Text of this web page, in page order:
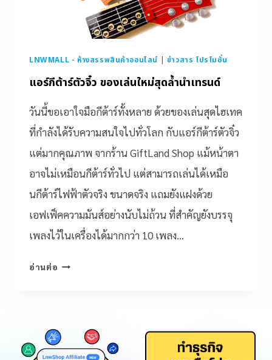
LNWMALL - ห้างสรรพสินค้าออนไลน์ | ข่าวสาร โปรโมชั่น
แอร์กีต้าร์ตัวจิ๋ว ของเล่นใหม่สุดล้ำนำเทรนด์
วันนี้ขอเอาใจมือกีต้าร์ทั้งหลาย ด้วยของเล่นสุดไฮเทค
ที่กำลังได้รับความสนใจไปทั่วโลก กับแอร์กีต้าร์ตัวจิ๋ว
แต่มากคุณภาพ จากร้าน GiftLand Shop แม้หน้าตา
อาจไม่เหมือนกีต้าร์ทั่วไป แต่สามารถเล่นได้เหมือ
นกีต้าร์ไฟฟ้าตัวจริง ขนาดจริง แถมยังแฝงด้วย
เอฟเฟ็คความมันส์อย่างนับไม่ถ้วน ที่สำคัญยังบรรจุ
เพลงไว้ในเครื่องได้มากกว่า 10 เพลง…
อ่านต่อ